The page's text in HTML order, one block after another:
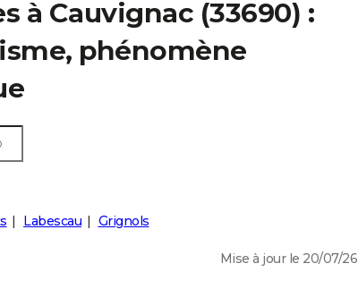
à Cauvignac (33690) :
phénomène
Labescau Grignols
Mise à jour le 20/07/26